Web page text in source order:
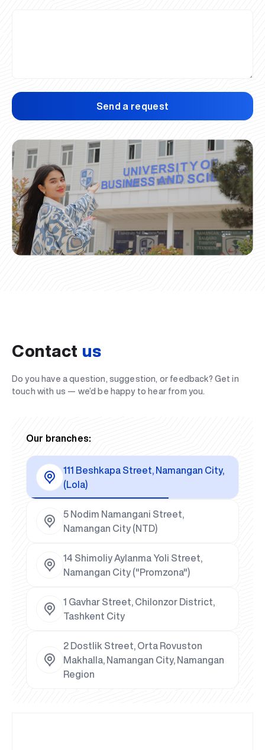
Send a request
Contact us
Do you have a question, suggestion, or feedback? Get in
touch with us — we’d be happy to hear from you.
Our branches:
111 Beshkapa Street, Namangan City,
(Lola)
5 Nodim Namangani Street,
Namangan City (NTD)
14 Shimoliy Aylanma Yoli Street,
Namangan City ("Promzona")
1 Gavhar Street, Chilonzor District,
Tashkent City
2 Dostlik Street, Orta Rovuston
Makhalla, Namangan City, Namangan
Region